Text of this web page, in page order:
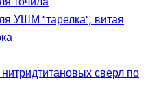
УШМ "тарелка", витая
сверл по